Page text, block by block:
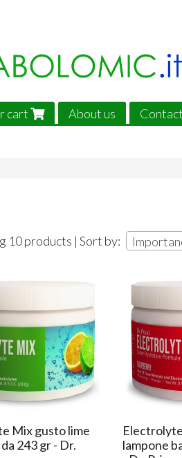
cart About us
10 products | Sort by:
Mix gusto lime
243 gr - Dr.
lampone